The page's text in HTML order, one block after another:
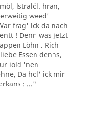
lstralöl. hran,
weed'
frag' lck da nach
! Denn was jetzt
Löhn . Rich
Essen denns,
iold 'nen
Da hol' ick mir
: ..."